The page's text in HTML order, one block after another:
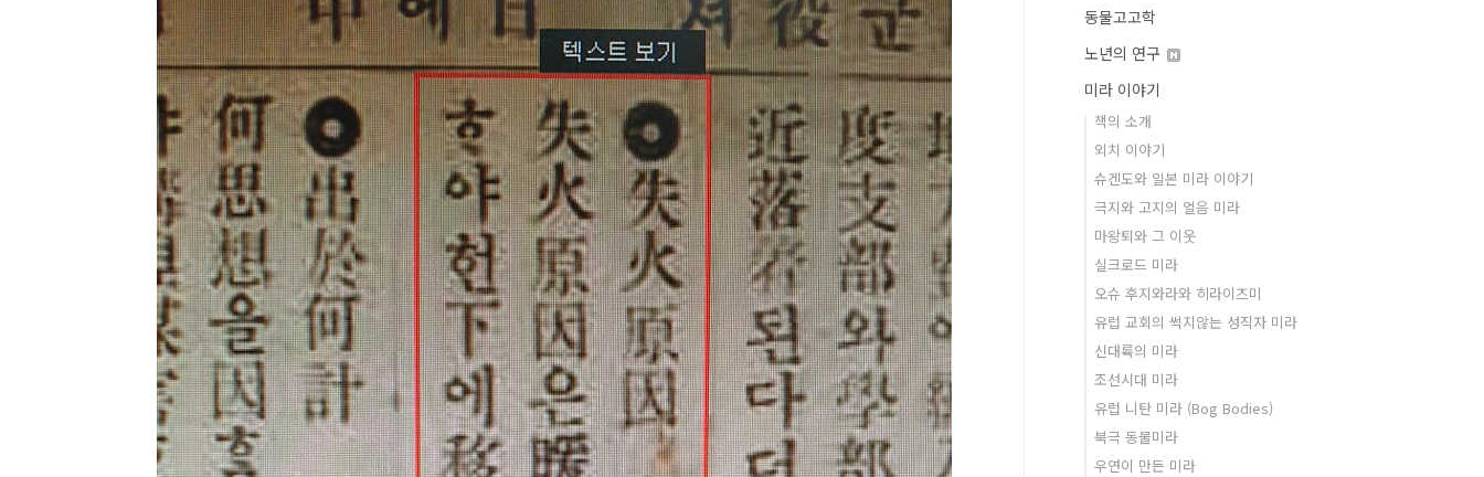
동물고고학
노년의 연구
미라 이야기
책의 소개
외치 이야기
슈겐도와 일본 미라 이야기
극지와 고지의 얼음 미라
마왕퇴와 그 이웃
실크로드 미라
오슈 후지와라와 히라이즈미
유럽 교회의 썩지않는 성직자 미라
신대륙의 미라
조선시대 미라
유럽 니탄 미라 (Bog Bodies)
북극 동물미라
우연이 만든 미라